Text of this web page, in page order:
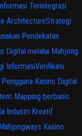
Terintegrasi
ArchitectureStrategi
Pendekatan
Digital melalui Mahjong
InformasiVerifikasi
Kasino Digital
Mapping berbasis
Industri Kreatif
Kasino